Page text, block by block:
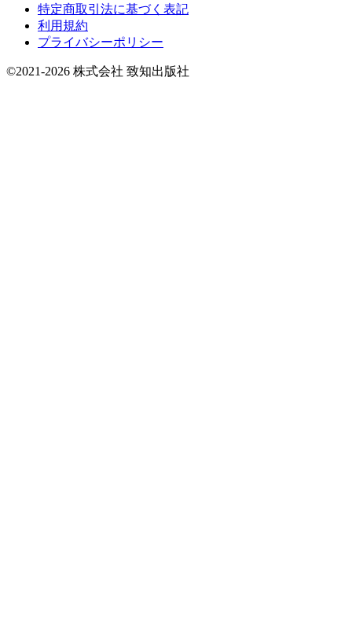
特定商取引法に基づく表記
利用規約
プライバシーポリシー
©2021-2026 株式会社 致知出版社